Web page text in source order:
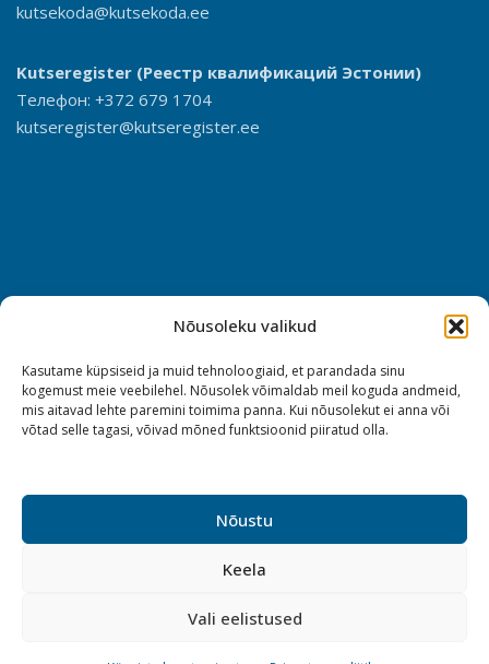
Nõusoleku valikud
Kasutame küpsiseid ja muid tehnoloogiaid, et parandada sinu
kogemust meie veebilehel. Nõusolek võimaldab meil koguda andmeid,
mis aitavad lehte paremini toimima panna. Kui nõusolekut ei anna või
võtad selle tagasi, võivad mõned funktsioonid piiratud olla.
Nõustu
Keela
Vali eelistused
kutsekoda@kutsekoda.ee
Kutseregister (Реестр квалификаций Эстонии)
Телефон: +372 679 1704
kutseregister@kutseregister.ee